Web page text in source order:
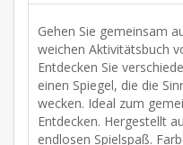
Gehen Sie gemeinsam
weichen Aktivitätsbuch
Entdecken Sie
einen Spiegel, die die
wecken. Ideal zum
Entdecken. Hergestellt
endlosen Spielspaß.